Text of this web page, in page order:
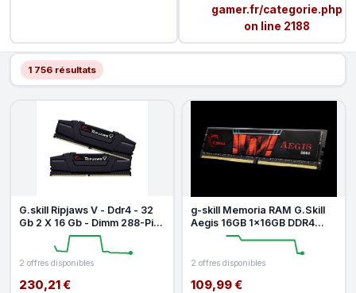
gamer.fr/categorie.php
on line 2188
1 756 résultats
G.skill Ripjaws V - Ddr4 - 32
Gb 2 X 16 Gb - Dimm 288-Pin
- 3200 Mhz Pc4-25600 -
2 offres disponibles
230,21 €
g-skill Memoria RAM G.Skill
Aegis 16GB 1x16GB DDR4
3000MHz CL18 Intel XMP
2 offres disponibles
109,99 €